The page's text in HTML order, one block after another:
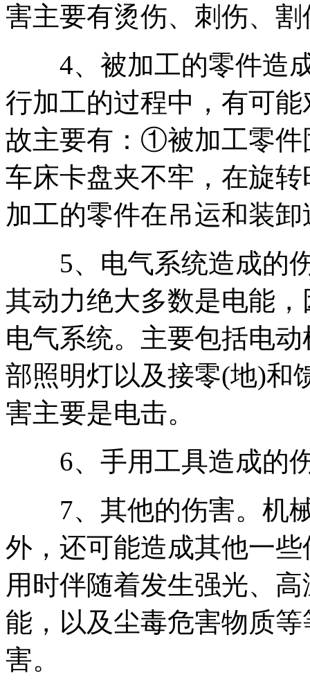
害主要有烫伤、刺伤、割
4、被加工的零件造成
行加工的过程中，有可
故主要有：①被加工零件
车床卡盘夹不牢，在旋
加工的零件在吊运和装
5、电气系统造成的伤
其动力绝大多数是电能
电气系统。主要包括电
部照明灯以及接零(地)和
害主要是电击。
6、手用工具造成的
7、其他的伤害。机械
外，还可能造成其他一
用时伴随着发生强光、
能，以及尘毒危害物质
害。